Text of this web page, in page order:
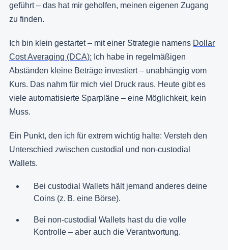
geführt – das hat mir geholfen, meinen eigenen Zugang
zu finden.
Ich bin klein gestartet – mit einer Strategie namens Dollar
Cost Averaging (DCA): Ich habe in regelmäßigen
Abständen kleine Beträge investiert – unabhängig vom
Kurs. Das nahm für mich viel Druck raus. Heute gibt es
viele automatisierte Sparpläne – eine Möglichkeit, kein
Muss.
Ein Punkt, den ich für extrem wichtig halte: Versteh den
Unterschied zwischen custodial und non-custodial
Wallets.
Bei custodial Wallets hält jemand anderes deine
Coins (z. B. eine Börse).
Bei non-custodial Wallets hast du die volle
Kontrolle – aber auch die Verantwortung.